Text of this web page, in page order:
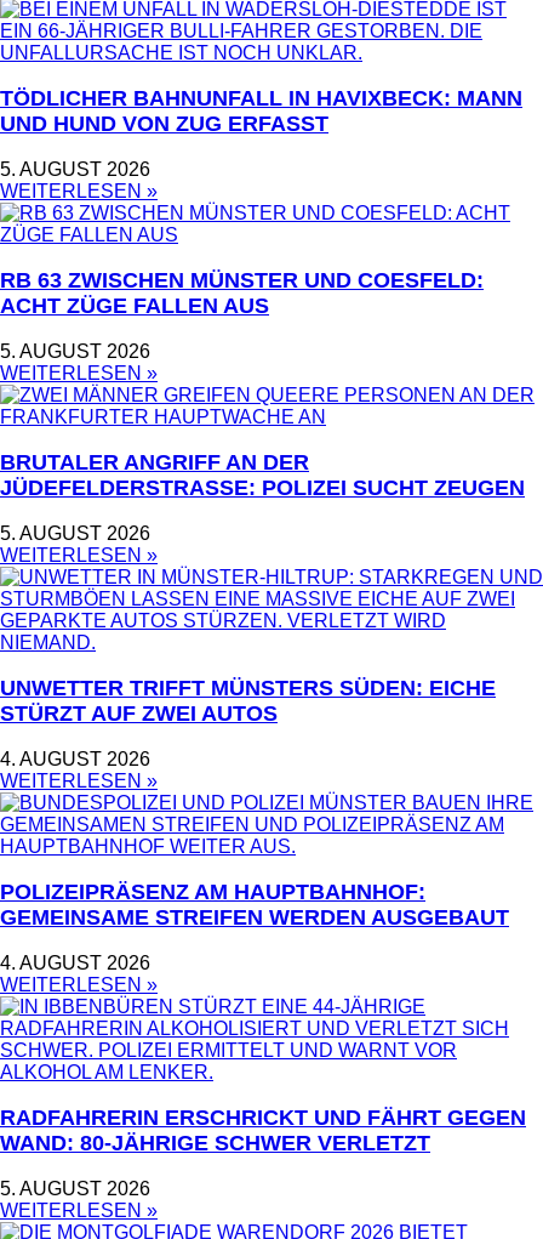
TÖDLICHER BAHNUNFALL IN HAVIXBECK: MANN
UND HUND VON ZUG ERFASST
5. AUGUST 2026
WEITERLESEN »
RB 63 ZWISCHEN MÜNSTER UND COESFELD:
ACHT ZÜGE FALLEN AUS
5. AUGUST 2026
WEITERLESEN »
BRUTALER ANGRIFF AN DER
JÜDEFELDERSTRASSE: POLIZEI SUCHT ZEUGEN
5. AUGUST 2026
WEITERLESEN »
UNWETTER TRIFFT MÜNSTERS SÜDEN: EICHE
STÜRZT AUF ZWEI AUTOS
4. AUGUST 2026
WEITERLESEN »
POLIZEIPRÄSENZ AM HAUPTBAHNHOF:
GEMEINSAME STREIFEN WERDEN AUSGEBAUT
4. AUGUST 2026
WEITERLESEN »
RADFAHRERIN ERSCHRICKT UND FÄHRT GEGEN
WAND: 80-JÄHRIGE SCHWER VERLETZT
5. AUGUST 2026
WEITERLESEN »